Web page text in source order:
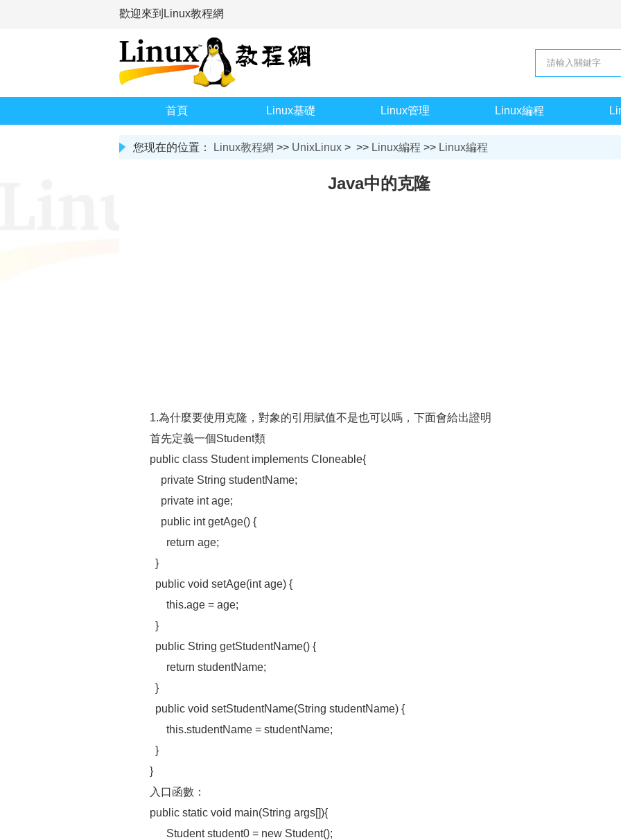
歡迎來到Linux教程網
首頁 Linux基礎 Linux管理 Linux編程
您现在的位置： Linux教程網 >> UnixLinux > >> Linux編程 >> Linux編程
Java中的克隆
1.為什麼要使用克隆，對象的引用賦值不是也可以嗎，下面會給出證明
首先定義一個Student類
public class Student implements Cloneable{
private String studentName;
private int age;
public int getAge() {
return age;
}
public void setAge(int age) {
this.age = age;
}
public String getStudentName() {
return studentName;
}
public void setStudentName(String studentName) {
this.studentName = studentName;
}
}
入口函數：
public static void main(String args[]){
Student student0 = new Student();